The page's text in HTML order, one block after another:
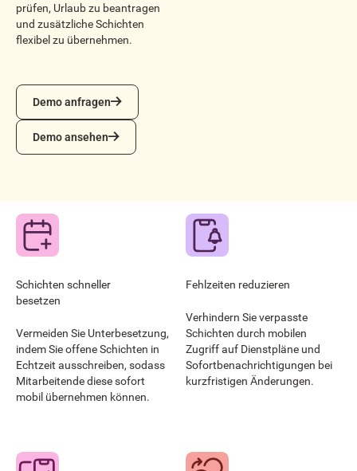
prüfen, Urlaub zu beantragen
und zusätzliche Schichten
flexibel zu übernehmen.
Demo anfragen
Demo anfragen
Demo ansehen
Demo ansehen
Schichten schneller
besetzen
Vermeiden Sie Unterbesetzung,
indem Sie offene Schichten in
Echtzeit ausschreiben, sodass
Mitarbeitende diese sofort
mobil übernehmen können.
Fehlzeiten reduzieren
Verhindern Sie verpasste
Schichten durch mobilen
Zugriff auf Dienstpläne und
Sofortbenachrichtigungen bei
kurzfristigen Änderungen.